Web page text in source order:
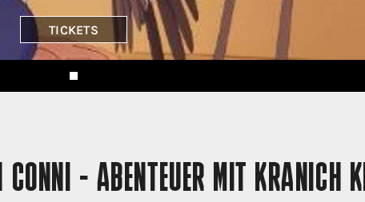
TICKETS
CONNI - ABENTEUER MIT KRANICH